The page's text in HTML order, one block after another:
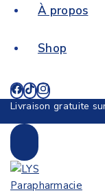
À propos
Shop
Livraison gratuite